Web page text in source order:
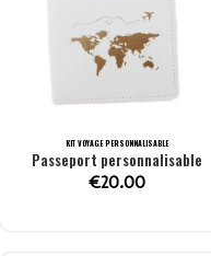
KIT VOYAGE PERSONNALISABLE
Passeport personnalisable
€20.00